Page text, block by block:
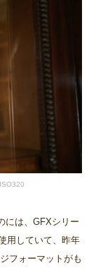
には、GFXシリー
用していて、昨年
フォーマットがも